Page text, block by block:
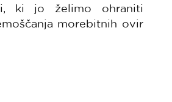
ki jo želimo ohraniti
morebitnih ovir